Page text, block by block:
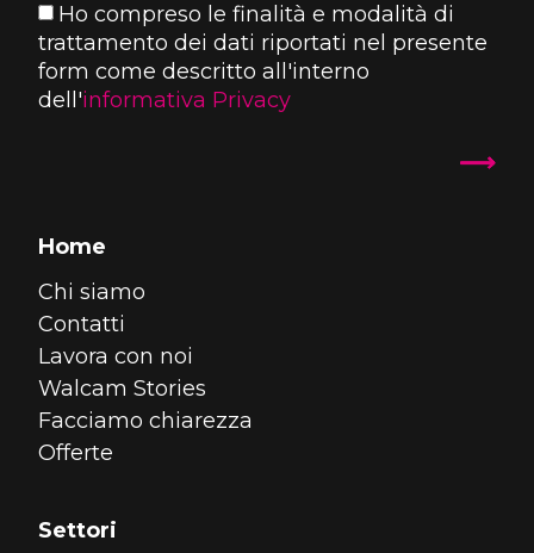
Ho compreso le finalità e modalità di
trattamento dei dati riportati nel presente
form come descritto all'interno
dell'informativa Privacy
Home
Chi siamo
Contatti
Lavora con noi
Walcam Stories
Facciamo chiarezza
Offerte
Settori